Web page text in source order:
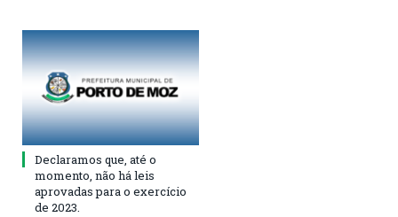
Declaramos que, até o
momento, não há leis
aprovadas para o exercício
de 2023.